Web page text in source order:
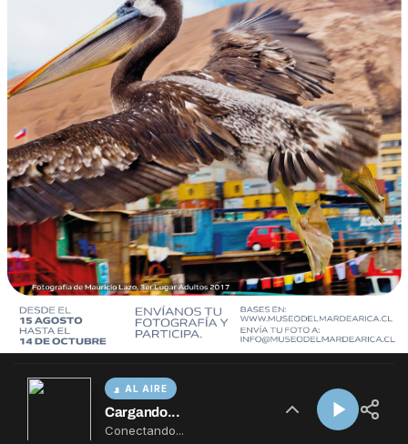
AL AIRE
Cargando...
Conectando...